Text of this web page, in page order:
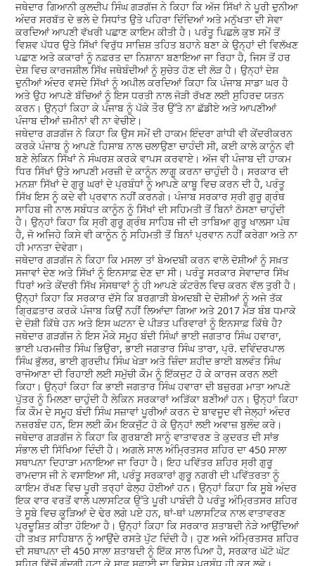
ਜਥੇਦਾਰ ਗਿਆਨੀ ਕੁਲਦੀਪ ਸਿੰਘ ਗੜਗੱਜ ਨੇ ਕਿਹਾ ਕਿ ਅੱਜ ਸਿੱਖਾਂ ਨੇ ਪੂਰੀ ਦੁਨੀਆ
ਅੰਦਰ ਸਰਬੱਤ ਦੇ ਭਲੇ ਦੇ ਸਿਧਾਂਤ ਉਤੇ ਪਹਿਰਾ ਦਿੰਦਿਆਂ ਅਤੇ ਮਨੁੱਖਤਾ ਦੀ ਸੇਵਾ
ਕਰਦਿਆਂ ਆਪਣੀ ਵੱਖਰੀ ਪਛਾਣ ਕਾਇਮ ਕੀਤੀ ਹੈ। ਪਰੰਤੂ ਪਿਛਲੇ ਕੁਝ ਸਮੇਂ ਤੋਂ
ਵਿਸ਼ਵ ਪੱਧਰ ਉਤੇ ਸਿੱਖਾਂ ਵਿਰੁੱਧ ਸਾਜ਼ਿਸ਼ ਤਹਿਤ ਬਹਾਨੇ ਬਣਾ ਕੇ ਉਨ੍ਹਾਂ ਦੀ ਵਿਲੱਖਣ
ਪਛਾਣ ਅਤੇ ਕਕਾਰਾਂ ਨੂੰ ਨਫ਼ਰਤ ਦਾ ਨਿਸ਼ਾਨਾ ਬਣਾਇਆ ਜਾ ਰਿਹਾ ਹੈ, ਜਿਸ ਤੋਂ ਹਰ
ਦੇਸ਼ ਵਿਚ ਕਾਰਜਸ਼ੀਲ ਸਿੱਖ ਜਥੇਬੰਦੀਆਂ ਨੂੰ ਸੁਚੇਤ ਹੋਣ ਦੀ ਲੋੜ ਹੈ। ਉਨ੍ਹਾਂ ਦੇਸ਼
ਦੁਨੀਆਂ ਅੰਦਰ ਵਸਦੇ ਸਿੱਖਾਂ ਨੂੰ ਅਪੀਲ ਕਰਦਿਆਂ ਕਿਹਾ ਕਿ ਪੰਜਾਬ ਸਾਡਾ ਘਰ ਹੈ
ਅਤੇ ਉਹ ਆਪਣੇ ਬੱਚਿਆਂ ਨੂੰ ਇਸ ਧਰਤੀ ਨਾਲ ਜੋੜੀ ਰੱਖਣ ਲਈ ਸੁਹਿਰਦ ਯਤਨ
ਕਰਨ। ਉਨ੍ਹਾਂ ਕਿਹਾ ਕੇ ਪੰਜਾਬ ਨੂੰ ਪੱਕੇ ਤੌਰ ਉੱਤੇ ਨਾ ਛੱਡੀਏ ਅਤੇ ਆਪਣੀਆਂ
ਪੰਜਾਬ ਦੀਆਂ ਜ਼ਮੀਨਾਂ ਵੀ ਨਾ ਵੇਚੀਏ।
ਜਥੇਦਾਰ ਗੜਗੱਜ ਨੇ ਕਿਹਾ ਕਿ ਉਸ ਸਮੇਂ ਦੀ ਹਾਕਮ ਇੰਦਰਾ ਗਾਂਧੀ ਵੀ ਕੇਂਦਰੀਕਰਨ
ਕਰਕੇ ਪੰਜਾਬ ਨੂੰ ਆਪਣੇ ਹਿਸਾਬ ਨਾਲ ਚਲਾਉਣਾ ਚਾਹੰਦੀ ਸੀ, ਕਈ ਕਾਲੇ ਕਾਨੂੰਨ ਵੀ
ਬਣੇ ਲੇਕਿਨ ਸਿੱਖਾਂ ਨੇ ਸੰਘਰਸ਼ ਕਰਕੇ ਵਾਪਸ ਕਰਵਾਏ। ਅੱਜ ਵੀ ਪੰਜਾਬ ਦੀ ਹਾਕਮ
ਧਿਰ ਸਿੱਖਾਂ ਉਤੇ ਆਪਣੀ ਮਰਜ਼ੀ ਦੇ ਕਾਨੂੰਨ ਲਾਗੂ ਕਰਨਾ ਚਾਹੁੰਦੀ ਹੈ। ਸਰਕਾਰ ਦੀ
ਮਨਸ਼ਾ ਸਿੱਖਾਂ ਦੇ ਗੁਰੂ ਘਰਾਂ ਦੇ ਪ੍ਰਬੰਧਾਂ ਨੂੰ ਆਪਣੇ ਕਾਬੂ ਵਿਚ ਕਰਨ ਦੀ ਹੈ, ਪਰੰਤੂ
ਸਿੱਖ ਇਸ ਨੂੰ ਕਦੇ ਵੀ ਪ੍ਰਵਾਨ ਨਹੀਂ ਕਰਨਗੇ। ਪੰਜਾਬ ਸਰਕਾਰ ਸ੍ਰੀ ਗੁਰੂ ਗ੍ਰੰਥ
ਸਾਹਿਬ ਜੀ ਨਾਲ ਸਬੰਧਤ ਕਾਨੂੰਨ ਨੂੰ ਸਿੱਖਾਂ ਦੀ ਸਹਿਮਤੀ ਤੋਂ ਬਿਨਾਂ ਠੋਸਣਾ ਚਾਹੁੰਦੀ
ਹੈ। ਉਨ੍ਹਾਂ ਕਿਹਾ ਕਿ ਸ੍ਰੀ ਗੁਰੂ ਗ੍ਰੰਥ ਸਾਹਿਬ ਜੀ ਦੀ ਤਾਬਿਆ ਗੁਰੂ ਖਾਲਸਾ ਪੰਥ
ਹੈ, ਜੋ ਅਜਿਹੇ ਕਿਸੇ ਵੀ ਕਾਨੂੰਨ ਨੂੰ ਸਹਿਮਤੀ ਤੋਂ ਬਿਨਾਂ ਪ੍ਰਵਾਨ ਨਹੀਂ ਕਰੇਗਾ ਅਤੇ ਨਾ
ਹੀ ਮਾਨਤਾ ਦੇਵੇਗਾ।
ਜਥੇਦਾਰ ਗੜਗੱਜ ਨੇ ਕਿਹਾ ਕਿ ਮਸਲਾ ਤਾਂ ਬੇਅਦਬੀ ਕਰਨ ਵਾਲੇ ਦੋਸ਼ੀਆਂ ਨੂੰ ਸਖ਼ਤ
ਸਜਾਵਾਂ ਦੇਣ ਅਤੇ ਸਿੱਖਾਂ ਨੂੰ ਇਨਸਾਫ਼ ਦੇਣ ਦਾ ਸੀ। ਪਰੰਤੂ ਸਰਕਾਰ ਸੇਵਾਦਾਰ ਸਿੱਖ
ਧਿਰਾਂ ਅਤੇ ਕੇਂਦਰੀ ਸਿੱਖ ਸੰਸਥਾਵਾਂ ਨੂੰ ਹੀ ਆਪਣੇ ਕੰਟਰੋਲ ਵਿਚ ਕਰਨ ਵੱਲ ਤੁਰੀ ਹੈ।
ਉਨ੍ਹਾਂ ਕਿਹਾ ਕਿ ਸਰਕਾਰ ਦੱਸੇ ਕਿ ਬਰਗਾੜੀ ਬੇਅਦਬੀ ਦੇ ਦੋਸ਼ੀਆਂ ਨੂੰ ਅਜੇ ਤੱਕ
ਗ੍ਰਿਫ਼ਤਾਰ ਕਰਕੇ ਪੰਜਾਬ ਕਿਉਂ ਨਹੀਂ ਲਿਆਂਦਾ ਗਿਆ ਅਤੇ 2017 ਮੌੜ ਬੰਬ ਧਮਾਕੇ
ਦੇ ਦੋਸ਼ੀ ਕਿੱਥੇ ਹਨ ਅਤੇ ਇਸ ਘਟਨਾ ਦੇ ਪੀੜਤ ਪਰਿਵਾਰਾਂ ਨੂੰ ਇਨਸਾਫ਼ ਕਿੱਥੇ ਹੈ?
ਜਥੇਦਾਰ ਗੜਗੱਜ ਨੇ ਇਸ ਮੌਕੇ ਸਮੂਹ ਬੰਦੀ ਸਿੰਘਾਂ ਭਾਈ ਜਗਤਾਰ ਸਿੰਘ ਹਵਾਰਾ,
ਭਾਈ ਪਰਮਜੀਤ ਸਿੰਘ ਭਿਉਰਾ, ਭਾਈ ਜਗਤਾਰ ਸਿੰਘ ਤਾਰਾ, ਪ੍ਰੋ. ਦਵਿੰਦਰਪਾਲ
ਸਿੰਘ ਭੁੱਲਰ, ਭਾਈ ਗੁਰਦੀਪ ਸਿੰਘ ਖੇੜਾ ਅਤੇ ਜ਼ਿੰਦਾ ਸ਼ਹੀਦ ਭਾਈ ਬਲਵੰਤ ਸਿੰਘ
ਰਾਜੋਆਣਾ ਦੀ ਰਿਹਾਈ ਲਈ ਸਮੁੱਚੀ ਕੌਮ ਨੂੰ ਇੱਕਜੁਟ ਹੋ ਕੇ ਕਾਰਜ ਕਰਨ ਲਈ
ਕਿਹਾ। ਉਨ੍ਹਾਂ ਕਿਹਾ ਕਿ ਭਾਈ ਜਗਤਾਰ ਸਿੰਘ ਹਵਾਰਾ ਦੀ ਬਜ਼ੁਰਗ ਮਾਤਾ ਆਪਣੇ
ਪੁੱਤਰ ਨੂੰ ਮਿਲਣਾ ਚਾਹੁੰਦੀ ਹੈ ਲੇਕਿਨ ਸਰਕਾਰਾਂ ਅੜਿੱਕਾ ਬਣੀਆਂ ਹਨ। ਉਨ੍ਹਾਂ ਕਿਹਾ
ਕਿ ਕੌਮ ਦੇ ਸਮੂਹ ਬੰਦੀ ਸਿੰਘ ਸਜ਼ਾਵਾਂ ਪੂਰੀਆਂ ਕਰਨ ਦੇ ਬਾਵਜੂਦ ਵੀ ਜੇਲ੍ਹਾਂ ਅੰਦਰ
ਨਜ਼ਰਬੰਦ ਹਨ, ਇਸ ਲਈ ਕੌਮ ਇਕਜੁੱਟ ਹੋ ਕੇ ਉਨ੍ਹਾਂ ਲਈ ਅਵਾਜ਼ ਬੁਲੰਦ ਕਰੇ।
ਜਥੇਦਾਰ ਗੜਗੱਜ ਨੇ ਕਿਹਾ ਕਿ ਗੁਰਬਾਣੀ ਸਾਨੂੰ ਵਾਤਾਵਰਣ ਤੇ ਕੁਦਰਤ ਦੀ ਸਾਂਭ
ਸੰਭਾਲ ਦੀ ਸਿੱਖਿਆ ਦਿੰਦੀ ਹੈ। ਅਗਲੇ ਸਾਲ ਅੰਮ੍ਰਿਤਸਰ ਸ਼ਹਿਰ ਦਾ 450 ਸਾਲਾ
ਸਥਾਪਨਾ ਦਿਹਾੜਾ ਮਨਾਇਆ ਜਾ ਰਿਹਾ ਹੈ। ਇਹ ਪਵਿੱਤਰ ਸ਼ਹਿਰ ਸ੍ਰੀ ਗੁਰੂ
ਰਾਮਦਾਸ ਜੀ ਨੇ ਵਸਾਇਆ ਸੀ, ਪਰੰਤੂ ਸਰਕਾਰਾਂ ਗੁਰੂ ਨਗਰੀ ਦੀ ਪਵਿੱਤਰਤਾ ਨੂੰ
ਕਾਇਮ ਰੱਖਣ ਵਿਚ ਪੂਰੀ ਤਰ੍ਹਾਂ ਫੇਲ੍ਹ ਹੋਈਆਂ ਹਨ। ਉਨ੍ਹਾਂ ਕਿਹਾ ਕਿ ਸੂਬੇ ਅੰਦਰ
ਇਕ ਵਾਰ ਵਰਤੋਂ ਵਾਲੇ ਪਲਾਸਟਿਕ ਉੱਤੇ ਪੂਰੀ ਪਾਬੰਦੀ ਹੈ ਪਰੰਤੂ ਅੰਮ੍ਰਿਤਸਰ ਸ਼ਹਿਰ
ਤੇ ਸੂਬੇ ਵਿਚ ਕੂੜਿਆਂ ਦੇ ਢੇਰ ਲਗੇ ਪਏ ਹਨ, ਥਾਂ-ਥਾਂ ਪਲਾਸਟਿਕ ਨਾਲ ਵਾਤਾਵਰਣ
ਪ੍ਰਦੂਸ਼ਿਤ ਕੀਤਾ ਹੋਇਆ ਹੈ। ਉਨ੍ਹਾਂ ਕਿਹਾ ਕਿ ਸਰਕਾਰ ਸ਼ਤਾਬਦੀ ਨੇੜੇ ਆਉਂਦਿਆਂ
ਹੀ ਤਖ਼ਤ ਸਾਹਿਬਾਨ ਨੂੰ ਆਉਂਦੇ ਰਸਤੇ ਪੁੱਟ ਦਿੰਦੀ ਹੈ। ਹੁਣ ਅਜੇ ਅੰਮ੍ਰਿਤਸਰ ਸ਼ਹਿਰ
ਦੀ ਸਥਾਪਨਾ ਦੀ 450 ਸਾਲਾ ਸ਼ਤਾਬਦੀ ਨੂੰ ਇੱਕ ਸਾਲ ਪਿਆ ਹੈ, ਸਰਕਾਰ ਘੱਟੋ ਘੱਟ